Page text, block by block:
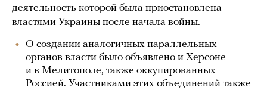
деятельность которой была приостановлена
властями Украины после начала войны.
О создании аналогичных параллельных
органов власти было объявлено и Херсоне
и в Мелитополе, также оккупированных
Россией. Участниками этих объединений также